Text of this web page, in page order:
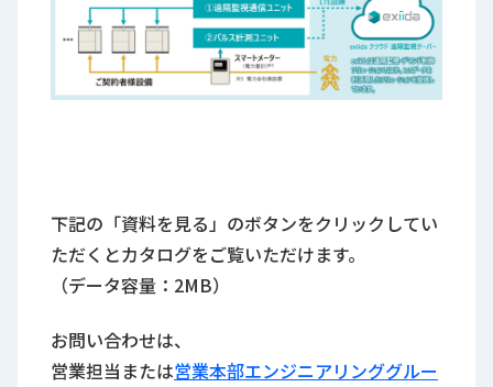
下記の「資料を見る」のボタンをクリックしてい
ただくとカタログをご覧いただけます。
（データ容量：2MB）
お問い合わせは、
営業担当または営業本部エンジニアリンググルー